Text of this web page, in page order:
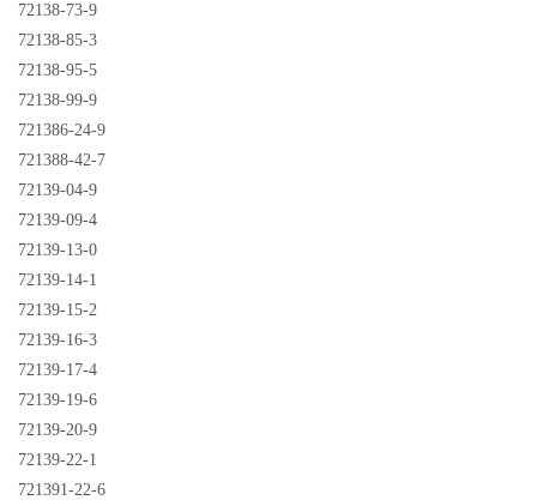
72138-73-9
72138-85-3
72138-95-5
72138-99-9
721386-24-9
721388-42-7
72139-04-9
72139-09-4
72139-13-0
72139-14-1
72139-15-2
72139-16-3
72139-17-4
72139-19-6
72139-20-9
72139-22-1
721391-22-6